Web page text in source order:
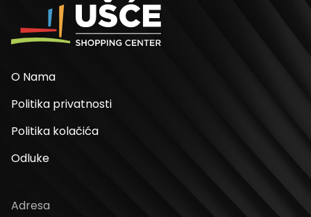
O Nama
Politika privatnosti
Politika kolačića
Odluke
Adresa